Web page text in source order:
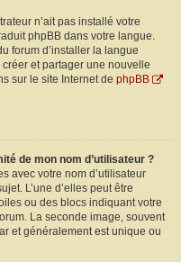
n’ait pas installé votre
phpBB dans votre langue.
forum d’installer la langue
créer et partager une nouvelle
sur le site Internet de phpBB
de mon nom d’utilisateur ?
avec votre nom d’utilisateur
L’une d’elles peut être
ou des blocs indiquant votre
La seconde image, souvent
et généralement est unique ou